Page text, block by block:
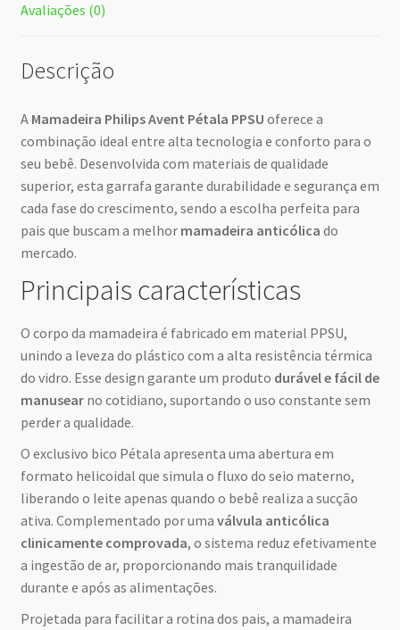
Avaliações (0)
Descrição
A Mamadeira Philips Avent Pétala PPSU oferece a
combinação ideal entre alta tecnologia e conforto para o
seu bebê. Desenvolvida com materiais de qualidade
superior, esta garrafa garante durabilidade e segurança em
cada fase do crescimento, sendo a escolha perfeita para
pais que buscam a melhor mamadeira anticólica do
mercado.
Principais características
O corpo da mamadeira é fabricado em material PPSU,
unindo a leveza do plástico com a alta resistência térmica
do vidro. Esse design garante um produto durável e fácil de
manusearno cotidiano, suportando o uso constante sem
perder a qualidade.
O exclusivo bico Pétala apresenta uma abertura em
formato helicoidal que simula o fluxo do seio materno,
liberando o leite apenas quando o bebê realiza a sucção
ativa. Complementado por uma válvula anticólica
clinicamente comprovada, o sistema reduz efetivamente
a ingestão de ar, proporcionando mais tranquilidade
durante e após as alimentações.
Projetada para facilitar a rotina dos pais, a mamadeira